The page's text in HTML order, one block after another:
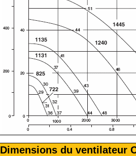
Dimensions du ventilateur